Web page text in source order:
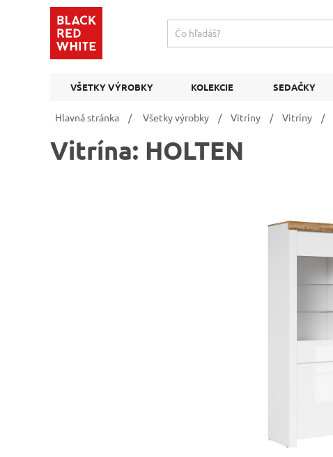
VŠETKY VÝROBKY KOLEKCIE SEDAČKY
Hlavná stránka / Všetky výrobky / Vitríny / Vitríny /
Vitrína: HOLTEN